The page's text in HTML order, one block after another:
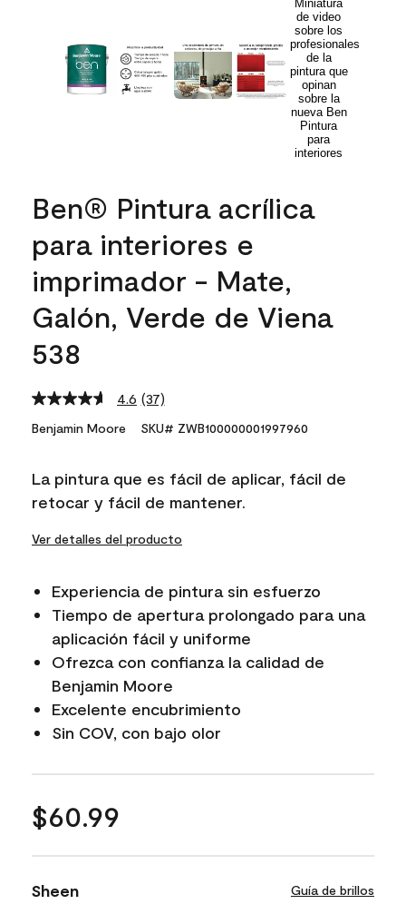
Ben® Pintura acrílica
para interiores e
imprimador - Mate,
Galón, Verde de Viena
538
4.6 Read
37
Reviews.
link.
(37)
Benjamin Moore SKU# ZWB100000001997960
La pintura que es fácil de aplicar, fácil de
retocar y fácil de mantener.
Ver detalles del producto
Experiencia de pintura sin esfuerzo
Tiempo de apertura prolongado para una
aplicación fácil y uniforme
Ofrezca con confianza la calidad de
Benjamin Moore
Excelente encubrimiento
Sin COV, con bajo olor
$60.99
Sheen Guía de brillos